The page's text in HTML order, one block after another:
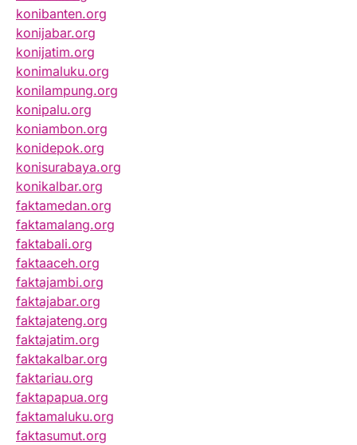
konibanten.org
konijabar.org
konijatim.org
konimaluku.org
konilampung.org
konipalu.org
koniambon.org
konidepok.org
konisurabaya.org
konikalbar.org
faktamedan.org
faktamalang.org
faktabali.org
faktaaceh.org
faktajambi.org
faktajabar.org
faktajateng.org
faktajatim.org
faktakalbar.org
faktariau.org
faktapapua.org
faktamaluku.org
faktasumut.org